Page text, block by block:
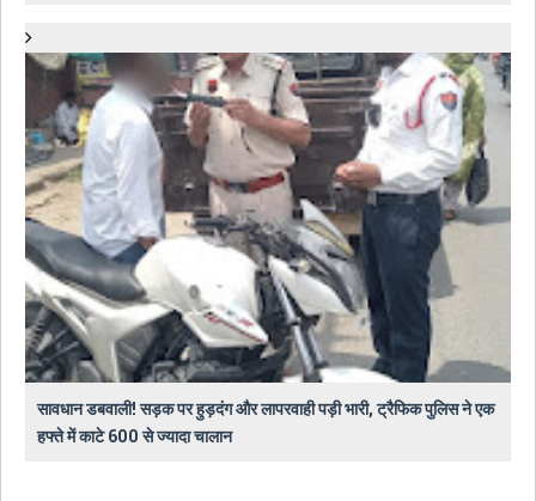
सावधान डबवाली! सड़क पर हुड़दंग और लापरवाही पड़ी भारी, ट्रैफिक पुलिस ने एक
हफ्ते में काटे 600 से ज्यादा चालान